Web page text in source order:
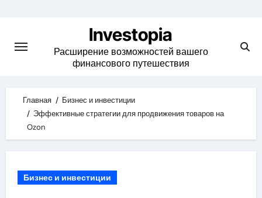
content
Investopia
Расширение возможностей вашего
финансового путешествия
Главная
Бизнес и инвестиции
Эффективные стратегии для продвижения товаров на
Ozon
Бизнес и инвестиции